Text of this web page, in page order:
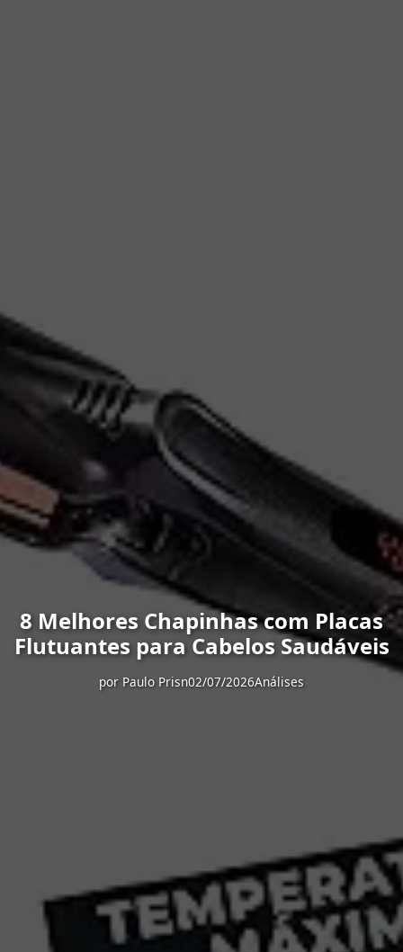
8 Melhores Chapinhas com Placas
Flutuantes para Cabelos Saudáveis
por Paulo Prisn02/07/2026Análises